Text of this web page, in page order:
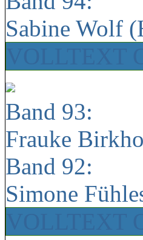
Sabine Wolf
Band 93:
Frauke
Band 92:
Simone